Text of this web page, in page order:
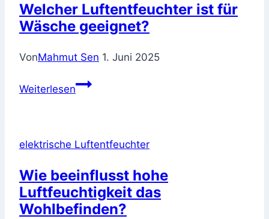
er
nicht
spart
Kosten
Welcher Luftentfeuchter ist für
Wäsche geeignet?
VonMahmut Sen 1. Juni 2025
WeiterlesenWelcher
Wäsche
elektrische Luftentfeuchter
Wie beeinflusst hohe
Luftfeuchtigkeit das
Wohlbefinden?